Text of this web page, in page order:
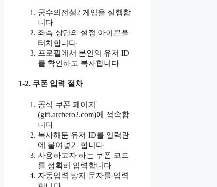
궁수의전설2 게임을 실행합
니다
좌측 상단의 설정 아이콘을
터치합니다
프로필에서 본인의 유저 ID
를 확인하고 복사합니다
1-2. 쿠폰 입력 절차
공식 쿠폰 페이지
(gift.archero2.com)에 접속합
니다
복사해둔 유저 ID를 입력란
에 붙여넣기 합니다
사용하고자 하는 쿠폰 코드
를 정확히 입력합니다
자동입력 방지 문자를 입력